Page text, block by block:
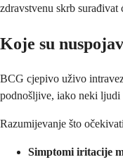
zdravstvenu skrb surađivat
Koje su
BCG cjepivo uživo
podnošljive, iako neki ljudi
Razumijevanje što
Simptomi iritacije